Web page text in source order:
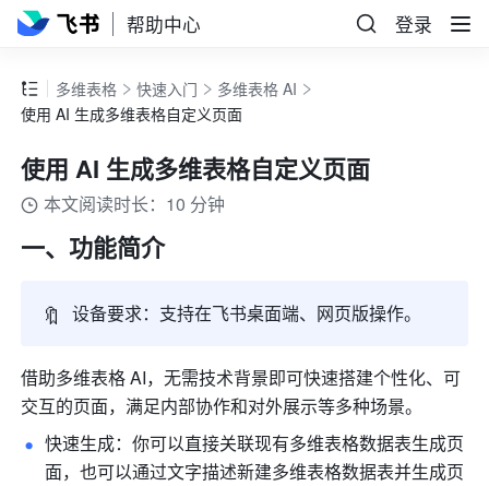
帮助中心 登录
多维表格 快速入门
多维表格 AI
使用 AI 生成多维表格自定义页面
使用 AI 生成多维表格自定义页面
本文阅读时长：10 分钟
一、功能简介
🔖 设备要求：支持在飞书桌面端、网页版操作。
借助多维表格 AI，无需技术背景即可快速搭建个性化、可
交互的页面，满足内部协作和对外展示等多种场景。
快速生成：你可以直接关联现有多维表格数据表生成页
面，也可以通过文字描述新建多维表格数据表并生成页